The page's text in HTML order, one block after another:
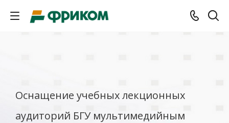
Оснащение учебных лекционных
аудиторий БГУ мультимедийным